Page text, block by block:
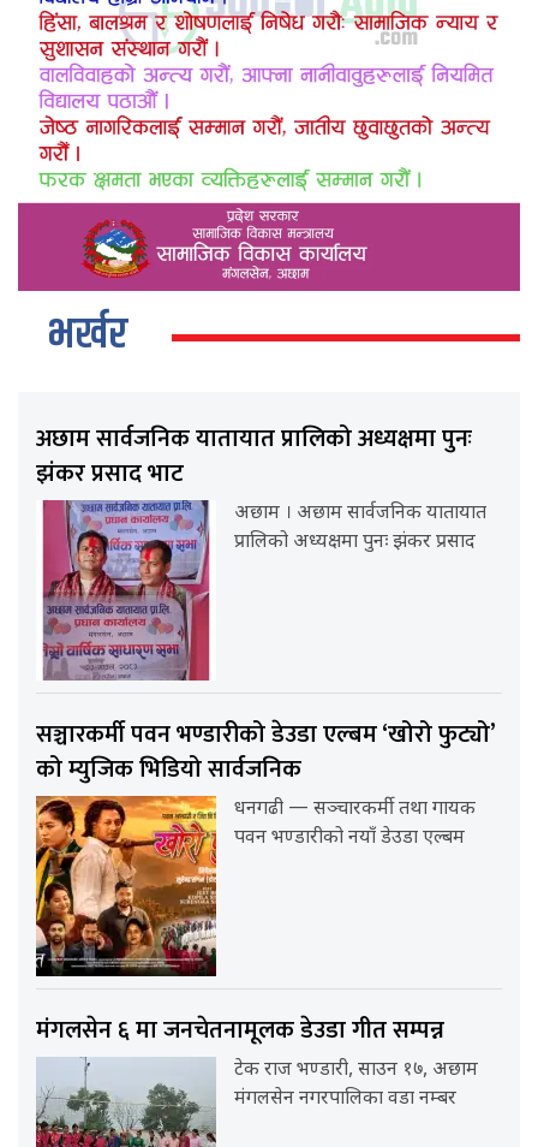
भर्खर
अछाम सार्वजनिक यातायात प्रालिको अध्यक्षमा पुनः
झंकर प्रसाद भाट
अछाम । अछाम सार्वजनिक यातायात
प्रालिको अध्यक्षमा पुनः झंकर प्रसाद
सञ्चारकर्मी पवन भण्डारीको डेउडा एल्बम ‘खोरो फुट्यो’
को म्युजिक भिडियो सार्वजनिक
धनगढी — सञ्चारकर्मी तथा गायक
पवन भण्डारीको नयाँ डेउडा एल्बम
मंगलसेन ६ मा जनचेतनामूलक डेउडा गीत सम्पन्न
टेक राज भण्डारी, साउन १७, अछाम
मंगलसेन नगरपालिका वडा नम्बर